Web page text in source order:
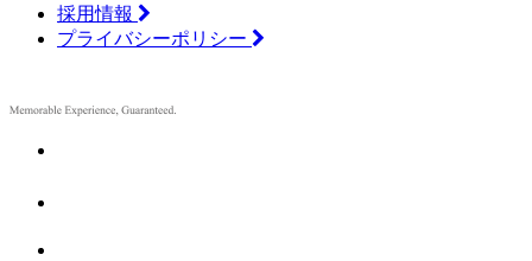
採用情報
プライバシーポリシー